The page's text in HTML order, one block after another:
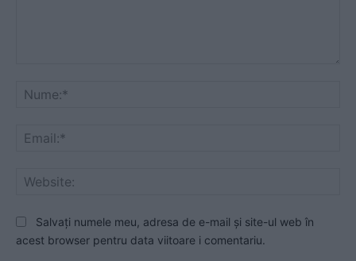
Salvați numele meu, adresa de e-mail și site-ul web în
acest browser pentru data viitoare i comentariu.